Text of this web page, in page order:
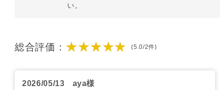
い。
総合評価： ★★★★★ (5.0/2件)
2026/05/13 aya様